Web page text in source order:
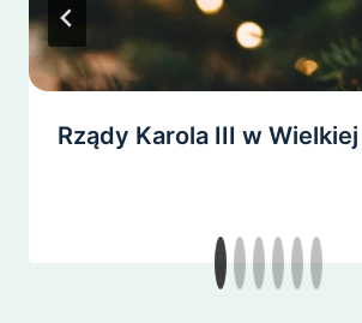
Rządy Karola III w